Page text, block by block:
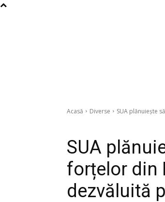
Acasă Diverse SUA plănuiește
SUA
forțelor din
dezvăluită